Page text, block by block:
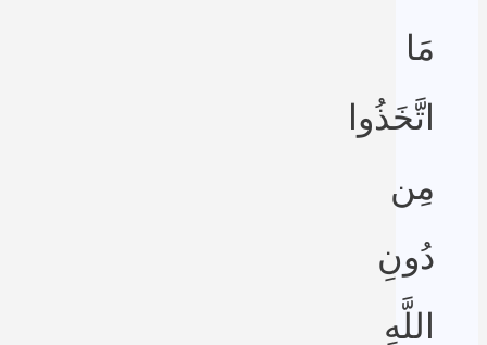
مَا
اتَّخَذُوا
مِن
دُونِ
اللَّهِ